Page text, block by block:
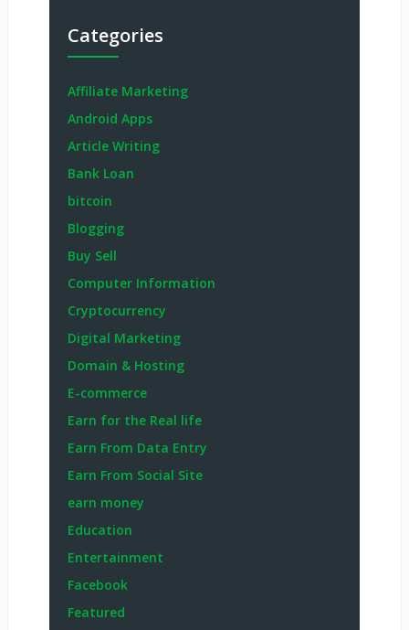
Categories
Affiliate Marketing
Android Apps
Article Writing
Bank Loan
bitcoin
Blogging
Buy Sell
Computer Information
Cryptocurrency
Digital Marketing
Domain & Hosting
E-commerce
Earn for the Real life
Earn From Data Entry
Earn From Social Site
earn money
Education
Entertainment
Facebook
Featured